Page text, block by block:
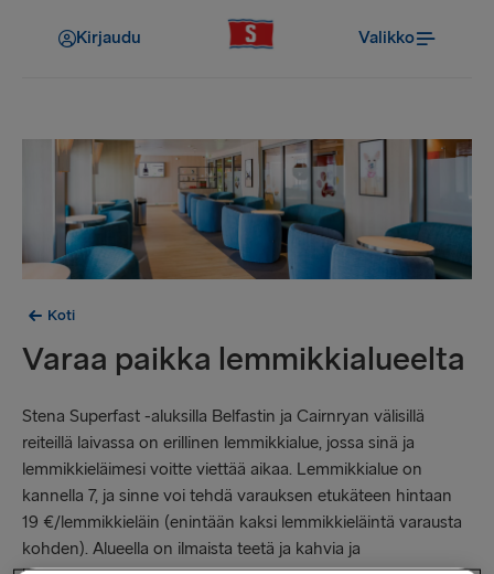
Kirjaudu Valikko
Koti
Varaa paikka lemmikkialueelta
Stena Superfast -aluksilla Belfastin ja Cairnryan välisillä
reiteillä laivassa on erillinen lemmikkialue, jossa sinä ja
lemmikkieläimesi voitte viettää aikaa. Lemmikkialue on
kannella 7, ja sinne voi tehdä varauksen etukäteen hintaan
19 €/lemmikkieläin (enintään kaksi lemmikkieläintä varausta
kohden). Alueella on ilmaista teetä ja kahvia ja